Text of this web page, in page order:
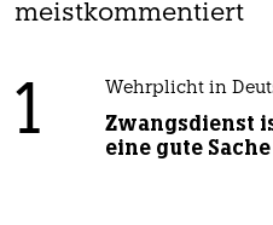
meistkommentiert
1 Wehrplicht in
Zwangsdienst
eine gute Sache